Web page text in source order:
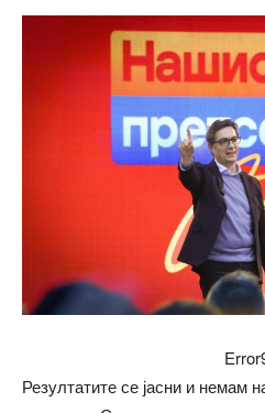
Резултатите се јасни и немам